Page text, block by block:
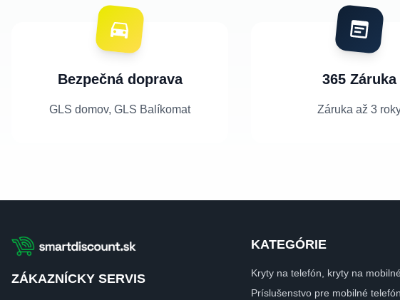
Bezpečná doprava
GLS domov, GLS Balíkomat
365 Záruka
Záruka až 3
ZÁKAZNÍCKY SERVIS
KATEGÓRIE
Kryty na telefón, kryty na
Príslušenstvo pre mobilné